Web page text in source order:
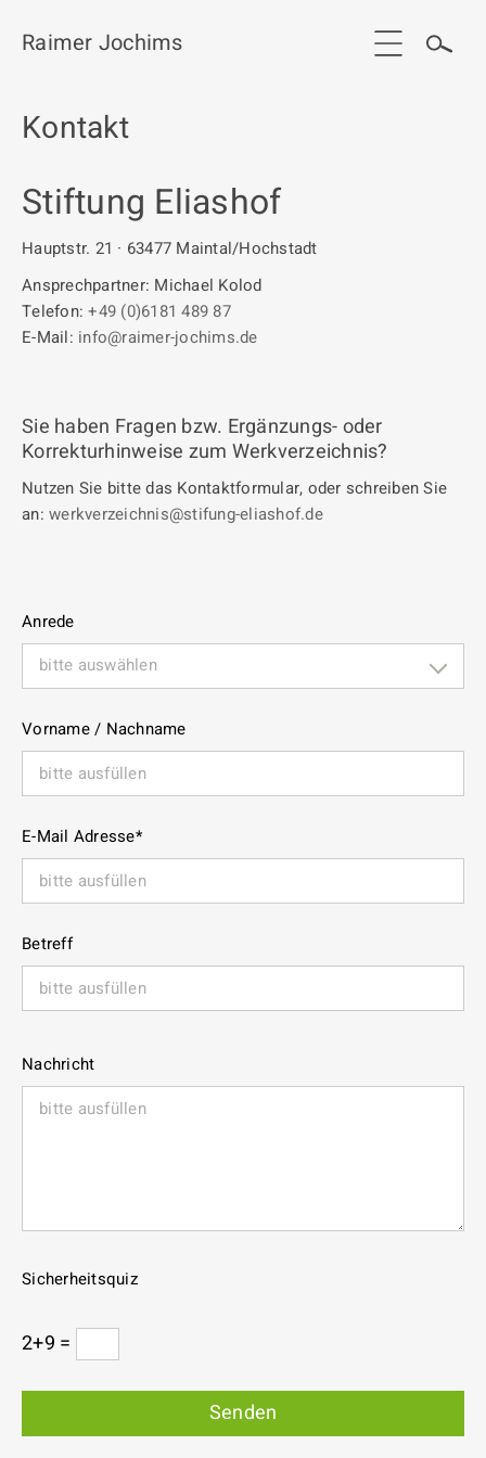
Start
Werkgruppen / Work groups
Ausstellungen
Vita
Kontakt
Raimer Jochims
Kontakt
Stiftung Eliashof
Hauptstr. 21 · 63477 Maintal/Hochstadt
Ansprechpartner: Michael Kolod
Telefon:+49 (0)6181 489 87
E-Mail: info@raimer-jochims.de
Sie haben Fragen bzw. Ergänzungs- oder
Korrekturhinweise zum Werkverzeichnis?
Nutzen Sie bitte das Kontaktformular, oder schreiben Sie
an: werkverzeichnis@stifung-eliashof.de
Anrede
bitte auswählen
Vorname / Nachname
E-Mail Adresse*
Betreff
Nachricht
Sicherheitsquiz
2+9 =